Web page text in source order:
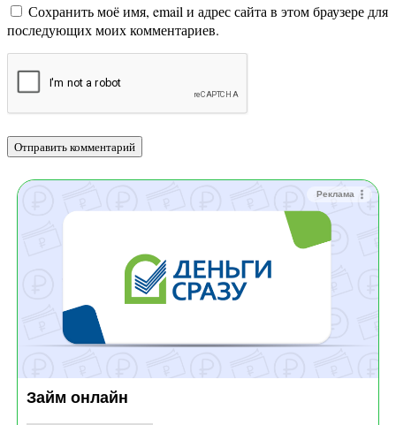
Сохранить моё имя, email и адрес сайта в этом браузере для
последующих моих комментариев.
Реклама
Займ онлайн